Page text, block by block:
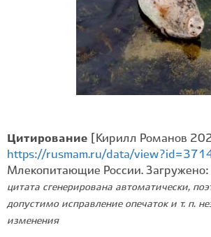
Цитирование
[Кирилл Романов
https://rusmam.ru/data/
Млекопитающие России.
цитата сгенерирована автоматически,
допустимо исправление опечаток и т. п.
изменения